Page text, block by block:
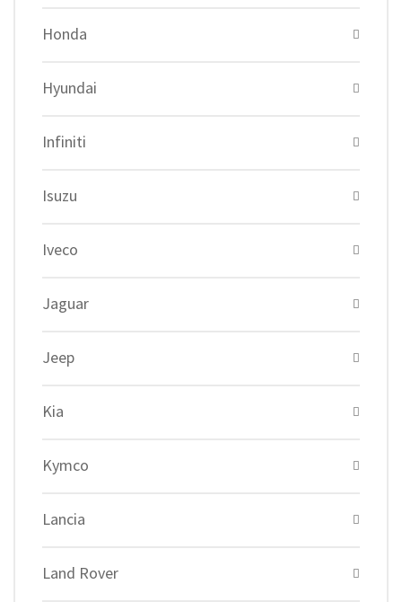
Honda
Hyundai
Infiniti
Isuzu
Iveco
Jaguar
Jeep
Kia
Kymco
Lancia
Land Rover